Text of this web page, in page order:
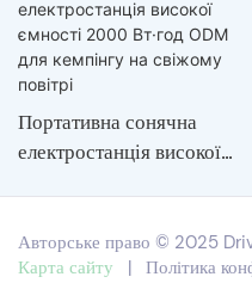
Портативна сонячна
електростанція високої
повітрі
Авторське право © 2025
Карта сайту
| Політика